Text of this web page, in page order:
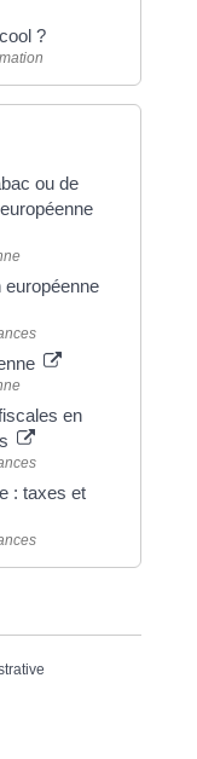
?
ou de
européenne
en
: taxes et